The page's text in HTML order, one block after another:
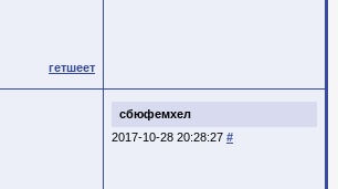
гетшеет
сбюфемхел
2017-10-28 20:28:27 #